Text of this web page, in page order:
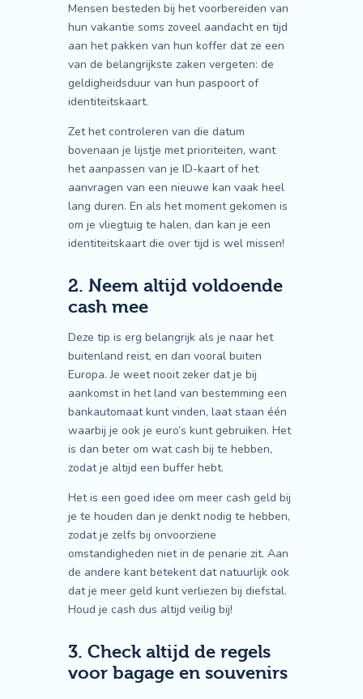
Mensen besteden bij het voorbereiden van
hun vakantie soms zoveel aandacht en tijd
aan het pakken van hun koffer dat ze een
van de belangrijkste zaken vergeten: de
geldigheidsduur van hun paspoort of
identiteitskaart.
Zet het controleren van die datum
bovenaan je lijstje met prioriteiten, want
het aanpassen van je ID-kaart of het
aanvragen van een nieuwe kan vaak heel
lang duren. En als het moment gekomen is
om je vliegtuig te halen, dan kan je een
identiteitskaart die over tijd is wel missen!
2. Neem altijd voldoende
cash mee
Deze tip is erg belangrijk als je naar het
buitenland reist, en dan vooral buiten
Europa. Je weet nooit zeker dat je bij
aankomst in het land van bestemming een
bankautomaat kunt vinden, laat staan één
waarbij je ook je euro’s kunt gebruiken. Het
is dan beter om wat cash bij te hebben,
zodat je altijd een buffer hebt.
Het is een goed idee om meer cash geld bij
je te houden dan je denkt nodig te hebben,
zodat je zelfs bij onvoorziene
omstandigheden niet in de penarie zit. Aan
de andere kant betekent dat natuurlijk ook
dat je meer geld kunt verliezen bij diefstal.
Houd je cash dus altijd veilig bij!
3. Check altijd de regels
voor bagage en souvenirs